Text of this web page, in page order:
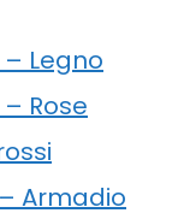
Legno
Rose
Armadio